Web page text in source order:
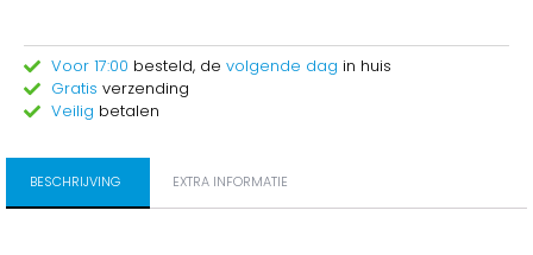
Voor 17:00 besteld, de volgende dag in huis
Gratis verzending
Veilig betalen
BESCHRIJVING EXTRA INFORMATIE